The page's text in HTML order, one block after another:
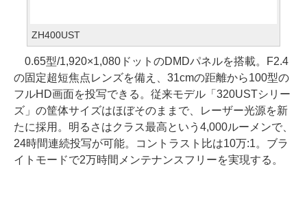
ZH400UST
0.65型/1,920×1,080ドットのDMDパネルを搭載。F2.4
の固定超短焦点レンズを備え、31cmの距離から100型の
フルHD画面を投写できる。従来モデル「320USTシリー
ズ」の筐体サイズはほぼそのままで、レーザー光源を新
たに採用。明るさはクラス最高という4,000ルーメンで、
24時間連続投写が可能。コントラスト比は10万:1。ブラ
イトモードで2万時間メンテナンスフリーを実現する。